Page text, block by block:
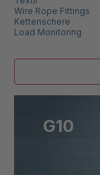
Wire Rope Fittings
Kettenschere
Load Monitoring
G10